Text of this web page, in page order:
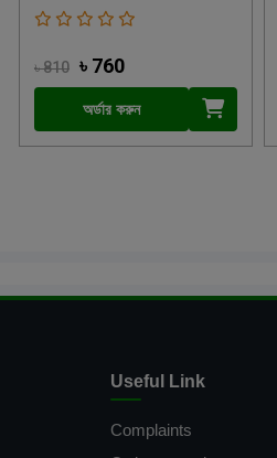
৳ 810 ৳ 760
অর্ডার করুন
Useful Link
Complaints